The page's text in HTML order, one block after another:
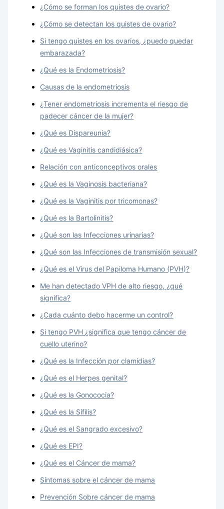
¿Cómo se forman los quistes de ovario?
¿Cómo se detectan los quistes de ovario?
Si tengo quistes en los ovarios, ¿puedo quedar
embarazada?
¿Qué es la Endometriosis?
Causas de la endometriosis
¿Tener endometriosis incrementa el riesgo de
padecer cáncer de la mujer?
¿Qué es Dispareunia?
¿Qué es Vaginitis candidiásica?
Relación con anticonceptivos orales
¿Qué es la Vaginosis bacteriana?
¿Qué es la Vaginitis por tricomonas?
¿Qué es la Bartolinitis?
¿Qué son las Infecciones urinarias?
¿Qué son las Infecciones de transmisión sexual?
¿Qué es el Virus del Papiloma Humano (PVH)?
Me han detectado VPH de alto riesgo, ¿qué
significa?
¿Cada cuánto debo hacerme un control?
Si tengo PVH ¿significa que tengo cáncer de
cuello uterino?
¿Qué es la Infección por clamidias?
¿Qué es el Herpes genital?
¿Qué es la Gonococia?
¿Qué es la Sífilis?
¿Qué es el Sangrado excesivo?
¿Qué es EPI?
¿Qué es el Cáncer de mama?
Síntomas sobre el cáncer de mama
Prevención Sobre cáncer de mama